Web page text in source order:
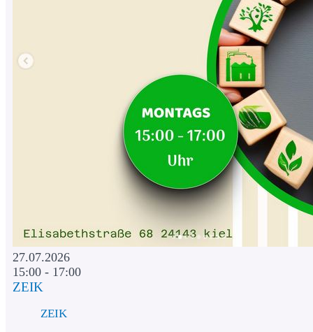
27.07.2026
15:00 - 17:00
ZEIK
ZEIK